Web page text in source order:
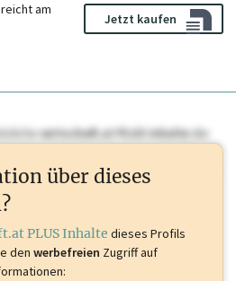
am
Jetzt kaufen
wirtschaft.at PLUS Inhaltedie
Schalten Sie dieses Profil frei
Inhalte zu sehen. wirtschaft.at PLUS
OTS-Aussendungen, und viele
über dieses
PLUS Inhalte dieses Profils
den werbefreien Zugriff auf